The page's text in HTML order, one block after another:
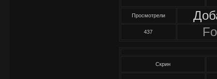
Просмотрели
437
Скрин